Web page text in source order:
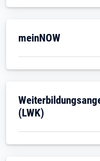
Öffnet in neuem Tab
meinNOW
Öffnet in neuem
(LWK)